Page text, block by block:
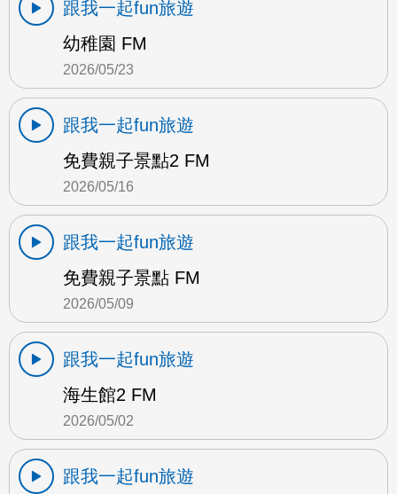
跟我一起fun旅遊
幼稚園 FM
2026/05/23
跟我一起fun旅遊
免費親子景點2 FM
2026/05/16
跟我一起fun旅遊
免費親子景點 FM
2026/05/09
跟我一起fun旅遊
海生館2 FM
2026/05/02
跟我一起fun旅遊